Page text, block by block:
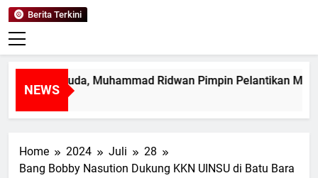
Berita Terkini
NEWS
Muda, Muhammad Ridwan Pimpin Pelantikan MPK
Home 2024 Juli
28
Bang Bobby Nasution Dukung KKN UINSU di Batu Bara